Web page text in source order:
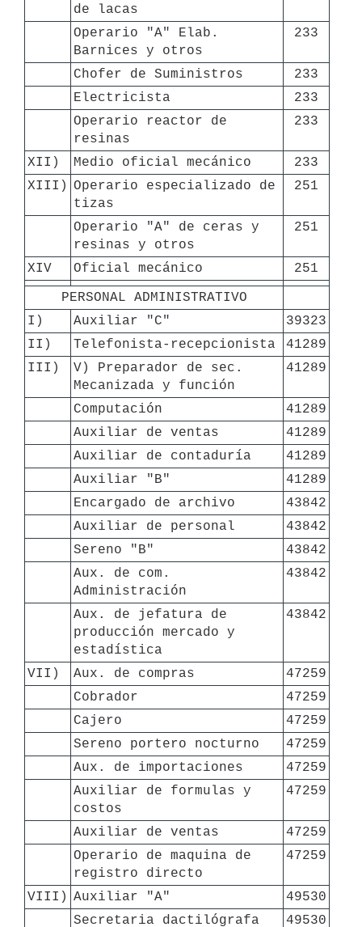
de lacas
Operario "A" Elab.
Barnices y otros
233
Chofer de Suministros
233
Electricista
233
Operario reactor de
resinas
233
XII) Medio oficial mecánico
233
XIII) Operario especializado de
tizas
251
Operario "A" de ceras y
resinas y otros
251
XIV Oficial mecánico
251
PERSONAL ADMINISTRATIVO
I)
Auxiliar "C"
39323
II)
Telefonista-recepcionista
41289
III)
V) Preparador de sec.
Mecanizada y función
41289
Computación
41289
Auxiliar de ventas
41289
Auxiliar de contaduría
41289
Auxiliar "B"
41289
Encargado de archivo
43842
Auxiliar de personal
43842
Sereno "B"
43842
Aux. de com.
Administración
43842
Aux. de jefatura de
producción mercado y
estadística
43842
VII) Aux. de compras
47259
Cobrador
47259
Cajero
47259
Sereno portero nocturno
47259
Aux. de importaciones
47259
Auxiliar de formulas y
costos
47259
Auxiliar de ventas
47259
Operario de maquina de
registro directo
47259
VIII) Auxiliar "A"
49530
Secretaria dactilógrafa
49530